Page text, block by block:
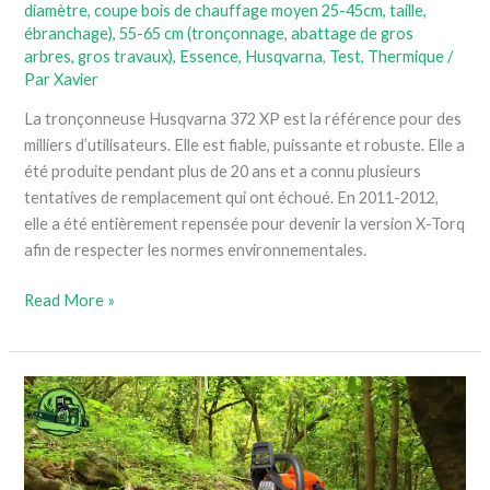
diamètre, coupe bois de chauffage moyen 25-45cm, taille,
ébranchage),55-65 cm (tronçonnage, abattage de gros
arbres, gros travaux), Essence, Husqvarna, Test, Thermique/
ParXavier
La tronçonneuse Husqvarna 372 XP est la référence pour des
milliers d’utilisateurs. Elle est fiable, puissante et robuste. Elle a
été produite pendant plus de 20 ans et a connu plusieurs
tentatives de remplacement qui ont échoué. En 2011-2012,
elle a été entièrement repensée pour devenir la version X-Torq
afin de respecter les normes environnementales.
Read More »
Husqvarna
450-
Notre
avis